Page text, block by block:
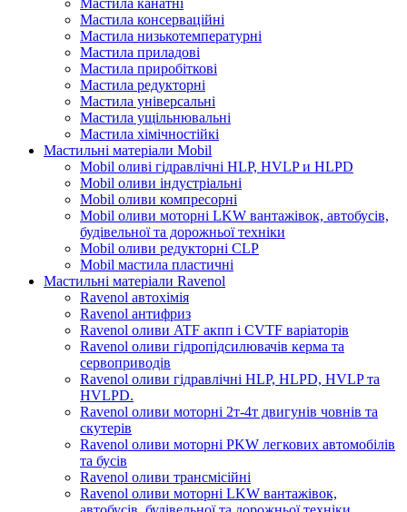
Мастила канатні
Мастила консерваційні
Мастила низькотемпературні
Мастила приладові
Мастила приробіткові
Мастила редукторні
Мастила універсальні
Мастила ущільнювальні
Мастила хімічностійкі
Мастильні матеріали Mobil
Mobil оливі гідравлічні HLP, HVLP и HLPD
Mobil оливи індустріальні
Mobil оливи компресорні
Mobil оливи моторні LKW вантажівок, автобусів,
будівельної та дорожньої техніки
Mobil оливи редукторні CLP
Mobil мастила пластичні
Мастильні матеріали Ravenol
Ravenol автохімія
Ravenol антифриз
Ravenol оливи ATF акпп і CVTF варіаторів
Ravenol оливи гідропідсилювачів керма та
сервоприводів
Ravenol оливи гідравлічні HLP, HLPD, HVLP та
HVLPD.
Ravenol оливи моторні 2т-4т двигунів човнів та
скутерів
Ravenol оливи моторні PKW легкових автомобілів
та бусів
Ravenol оливи трансмісійні
Ravenol оливи моторні LKW вантажівок,